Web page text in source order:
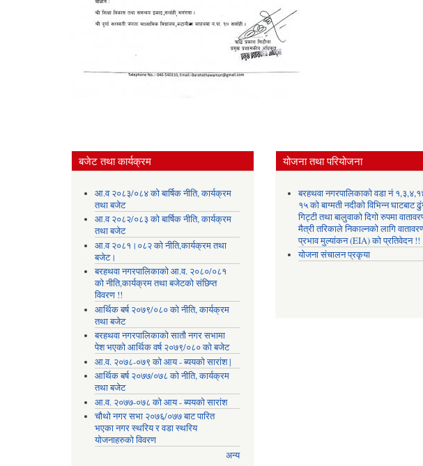
बजेट तथा कार्यक्रम
आ.व २०८३/०८४ को बार्षिक नीति, कार्यक्रम
तथा बजेट
आ.व २०८२/०८३ को बार्षिक नीति, कार्यक्रम
तथा बजेट
आ.व २०८१।०८२ को नीति,कार्यक्रम तथा
बजेट।
बरहथवा नगरपालिकाको आ.व. २०८०/०८१
को नीति,कार्यक्रम तथा बजेटको संछिप्त
विवरण !!
आर्थिक बर्ष २०७९/०८० को नीति, कार्यक्रम
तथा बजेट
बरहथवा नगरपालिकाको सातौ नगर सभामा
पेश भएको आर्थिक वर्ष २०७९/०८० को बजेट
आ.व. २०७८-०७९ को आय - ब्ययको सारांश |
आर्थिक बर्ष २०७७/०७८ को नीति, कार्यक्रम
तथा बजेट
आ.व. २०७७-०७८ को आय - ब्ययको सारांश
चौथो नगर सभा २०७६/०७७ बाट पारित
भएका नगर स्थरिय र वडा स्थरिय
योजनाहरुको विवरण
अन्य
योजना तथा परियोजना
बरहथवा नगरपालिकाको वडा नं
१५ को बाग्मती नदीको विभिन्न घाटबाट
गिट्टी तथा बालुवाको दिगो रुपमा
मैत्री तरिकाले निकाल्नको लागि
प्रभाव मुल्यांकन (EIA) को प्रतिवेदन !!
योजना संचालन प्रकृया